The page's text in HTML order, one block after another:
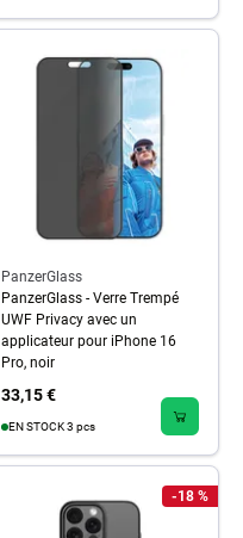
PanzerGlass
PanzerGlass - Verre Trempé
UWF Privacy avec un
applicateur pour iPhone 16
Pro, noir
33,15 €
EN STOCK 3 pcs
-18 %